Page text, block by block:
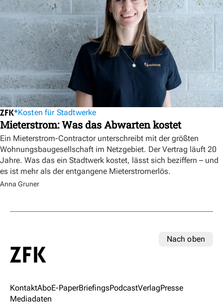
Kosten für Stadtwerke
Mieterstrom: Was das Abwarten kostet
Ein Mieterstrom-Contractor unterschreibt mit der größten
Wohnungsbaugesellschaft im Netzgebiet. Der Vertrag läuft 20
Jahre. Was das ein Stadtwerk kostet, lässt sich beziffern – und
es ist mehr als der entgangene Mieterstromerlös.
Anna Gruner
Nach oben
KontaktAboE-PaperBriefingsPodcastVerlagPresse
Mediadaten